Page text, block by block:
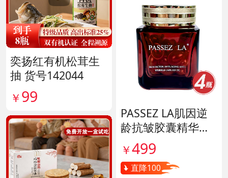
奕扬红有机松茸生
抽 货号142044
￥ 99
PASSEZ LA肌因逆
龄抗皱胶囊精华油
货号139887
￥499
直降100